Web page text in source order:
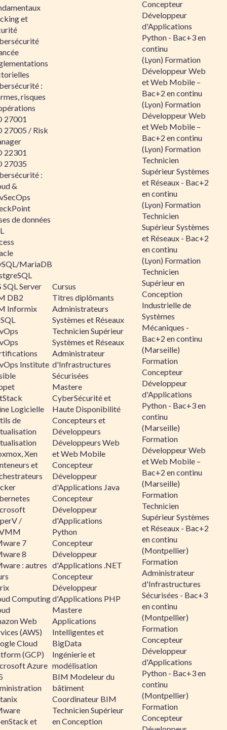
et
:
risques
27001
27005 / Risk
22301
27035
:
&
de données
MariaDB
SQL Server
DB2
Informix
Institute
Logicielle
de
Xen
et
/
7
8
: autres
Computing
Web
(AWS)
Cloud
(GCP)
Azure
et
Cursus
Titres diplômants
Administrateurs
Systèmes et Réseaux
Technicien Supérieur
Systèmes et Réseaux
Administrateur
d'Infrastructures
Sécurisées
Mastere
CyberSécurité et
Haute Disponibilité
Concepteurs et
Développeurs
Développeurs Web
et Web Mobile
Concepteur
Développeur
d'Applications Java
Concepteur
Développeur
d'Applications
Python
Concepteur
Développeur
d'Applications .NET
Concepteur
Développeur
d'Applications PHP
Mastere
Applications
Intelligentes et
BigData
Ingénierie et
modélisation
BIM Modeleur du
bâtiment
Coordinateur BIM
Technicien Supérieur
en Conception
Concepteur
Développeur
d'Applications
Python - Bac+3 en
continu
(Lyon) Formation
Développeur Web
et Web Mobile –
Bac+2 en continu
(Lyon) Formation
Développeur Web
et Web Mobile –
Bac+2 en continu
(Lyon) Formation
Technicien
Supérieur Systèmes
et Réseaux - Bac+2
en continu
(Lyon) Formation
Technicien
Supérieur Systèmes
et Réseaux - Bac+2
en continu
(Lyon) Formation
Technicien
Supérieur en
Conception
Industrielle de
Systèmes
Mécaniques -
Bac+2 en continu
(Marseille)
Formation
Concepteur
Développeur
d'Applications
Python - Bac+3 en
continu
(Marseille)
Formation
Développeur Web
et Web Mobile –
Bac+2 en continu
(Marseille)
Formation
Technicien
Supérieur Systèmes
et Réseaux - Bac+2
en continu
(Montpellier)
Formation
Administrateur
d'Infrastructures
Sécurisées - Bac+3
en continu
(Montpellier)
Formation
Concepteur
Développeur
d'Applications
Python - Bac+3 en
continu
(Montpellier)
Formation
Concepteur